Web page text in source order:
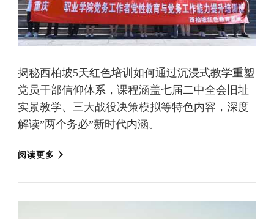
揭秘西柏坡5天红色培训如何通过沉浸式教学重塑
党员干部信仰体系，课程涵盖七届二中全会旧址
实景教学、三大战役决策模拟等特色内容，深度
解读”两个务必”新时代内涵。
阅读更多